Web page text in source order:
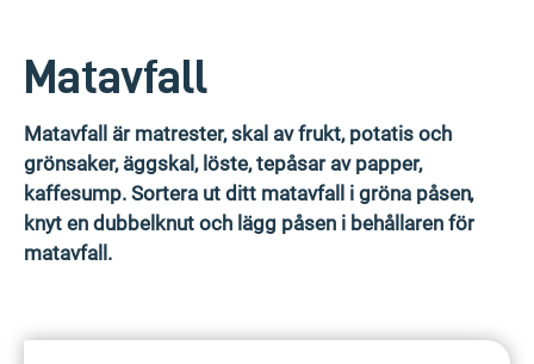
Matavfall
Matavfall är matrester, skal av frukt, potatis och
grönsaker, äggskal, löste, tepåsar av papper,
kaffesump. Sortera ut ditt matavfall i gröna påsen,
knyt en dubbelknut och lägg påsen i behållaren för
matavfall.